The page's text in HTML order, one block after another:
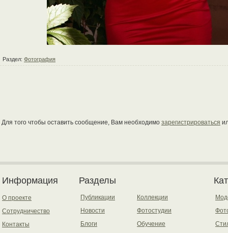
Раздел: Фотография
Для того чтобы оставить сообщение, Вам необходимо зарегистрироваться
Информация
О проекте
Сотрудничество
Контакты
Разделы
Публикации
Новости
Блоги
Коллекции
Фотостудии
Обучение